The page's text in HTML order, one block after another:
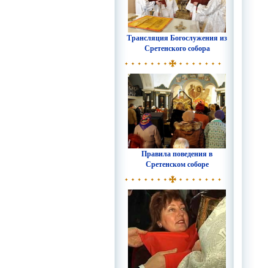
Трансляция Богослужения из
Сретенского собора
Правила поведения в
Сретенском соборе